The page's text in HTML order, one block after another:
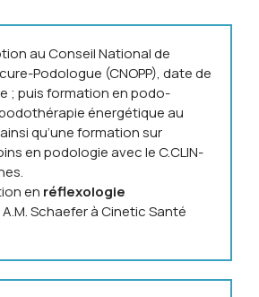
au Conseil National de
Podologue (CNOPP), date de
; puis formation en podo-
énergétique au
qu’une formation sur
en podologie avec le C.CLIN-
en réflexologie
Schaefer à Cinetic Santé